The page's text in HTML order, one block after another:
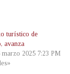
turístico de
avanza
2025 7:23 PM